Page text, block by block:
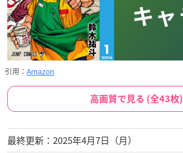
引用： Amazon
高画質で見る (全43枚)
最終更新：2025年4月7日（月）